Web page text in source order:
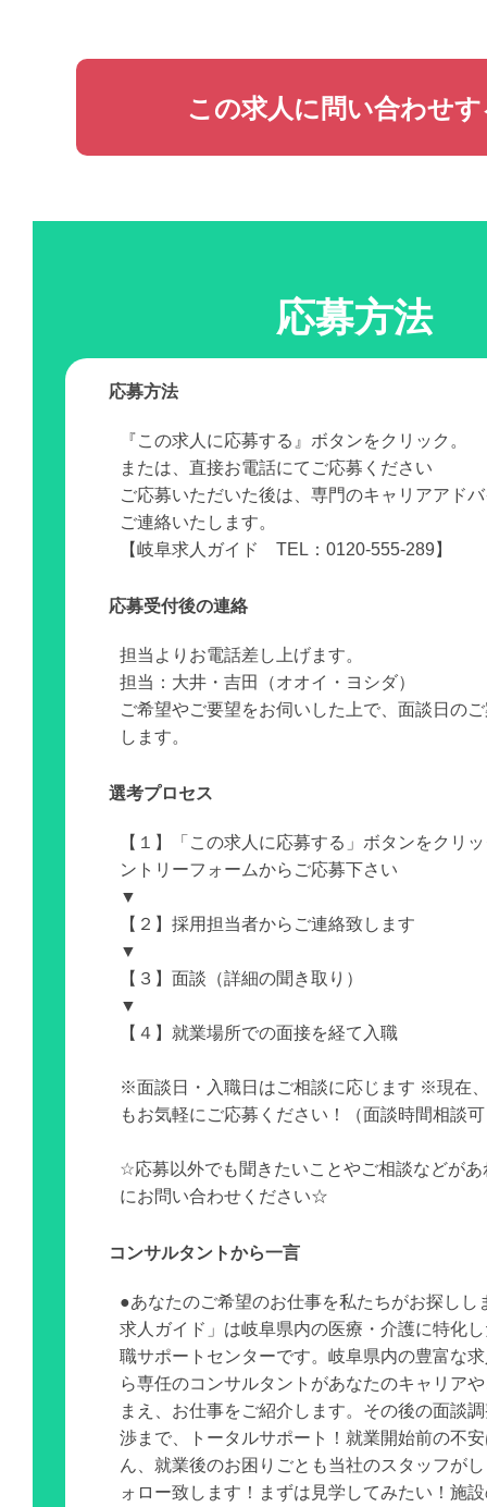
この求人に問い合わせ
応募方法
応募方法
『この求人に応募する』ボタンをクリック。
または、直接お電話にてご応募ください
ご応募いただいた後は、専門のキャリアアド
ご連絡いたします。
【岐阜求人ガイド TEL：0120-555-289】
応募受付後の連絡
担当よりお電話差し上げます。
担当：大井・吉田（オオイ・ヨシダ）
ご希望やご要望をお伺いした上で、面談日の
します。
選考プロセス
【１】「この求人に応募する」ボタンをクリ
ントリーフォームからご応募下さい
▼
【２】採用担当者からご連絡致します
▼
【３】面談（詳細の聞き取り）
▼
【４】就業場所での面接を経て入職
※面談日・入職日はご相談に応じます ※現在
もお気軽にご応募ください！（面談時間相談
☆応募以外でも聞きたいことやご相談などがあ
にお問い合わせください☆
コンサルタントから一言
●あなたのご希望のお仕事を私たちがお探しし
求人ガイド」は岐阜県内の医療・介護に特化
職サポートセンターです。岐阜県内の豊富な
ら専任のコンサルタントがあなたのキャリア
まえ、お仕事をご紹介します。その後の面談
渉まで、トータルサポート！就業開始前の不
ん、就業後のお困りごとも当社のスタッフが
ォロー致します！まずは見学してみたい！施